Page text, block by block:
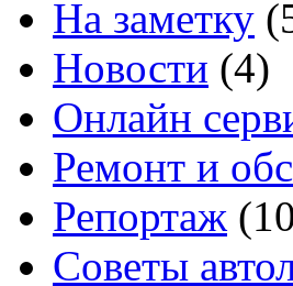
На заметку
Новости (4)
Онлайн
Ремонт и
Репортаж
Советы